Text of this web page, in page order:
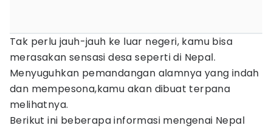
Tak perlu jauh-jauh ke luar negeri, kamu bisa
merasakan sensasi desa seperti di Nepal.
Menyuguhkan pemandangan alamnya yang indah
dan mempesona,kamu akan dibuat terpana
melihatnya.
Berikut ini beberapa informasi mengenai Nepal